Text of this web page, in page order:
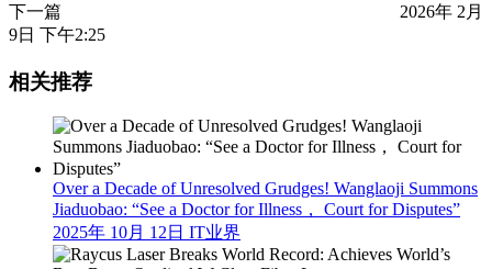
下一篇
2026年 2月
9日 下午2:25
相关推荐
Over a Decade of Unresolved Grudges! Wanglaoji Summons
Jiaduobao: “See a Doctor for Illness， Court for Disputes”
2025年 10月 12日 IT业界